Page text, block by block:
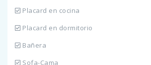
Placard en cocina
Placard en dormitorio
Bañera
Sofa-Cama